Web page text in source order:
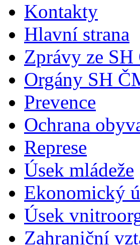
Kontakty
Hlavní strana
Zprávy ze SH
Orgány SH
Prevence
Ochrana
Represe
Úsek mládeže
Ekonomický
Úsek
Zahraniční